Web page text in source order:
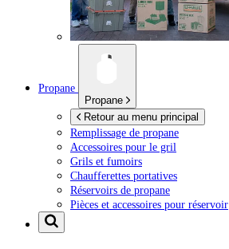
Propane
Propane
Retour au menu principal
Remplissage de propane
Accessoires pour le gril
Grils et fumoirs
Chaufferettes portatives
Réservoirs de propane
Pièces et accessoires pour réservoir